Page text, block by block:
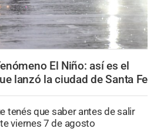
El Niño: así es el
lanzó la ciudad de Santa Fe
tenés que saber antes de salir
viernes 7 de agosto